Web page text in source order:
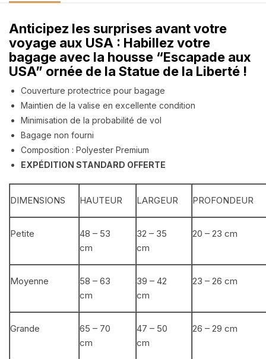
Anticipez les surprises avant votre
voyage aux USA : Habillez votre
bagage avec la housse “Escapade aux
USA” ornée de la Statue de la Liberté !
Couverture protectrice pour bagage
Maintien de la valise en excellente condition
Minimisation de la probabilité de vol
Bagage non fourni
Composition : Polyester Premium
EXPÉDITION STANDARD OFFERTE
DIMENSIONS HAUTEUR LARGEUR PROFONDEUR
Petite
48 – 53
cm
32 – 35
cm
20 – 23 cm
Moyenne
58 – 63
cm
39 – 42
cm
23 – 26 cm
Grande
65 – 70
cm
47 – 50
cm
26 – 29 cm